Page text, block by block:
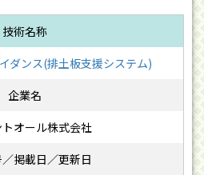
ダンス(排土板支援システム)
オール株式会社